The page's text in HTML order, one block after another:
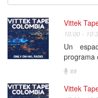
Vittek
10:00 -
Un
programa
##
Vittek